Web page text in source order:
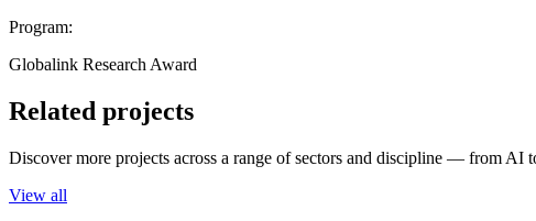
Program:
Globalink Research Award
Related projects
Discover more projects across a range of sectors and discipline — from AI
View all